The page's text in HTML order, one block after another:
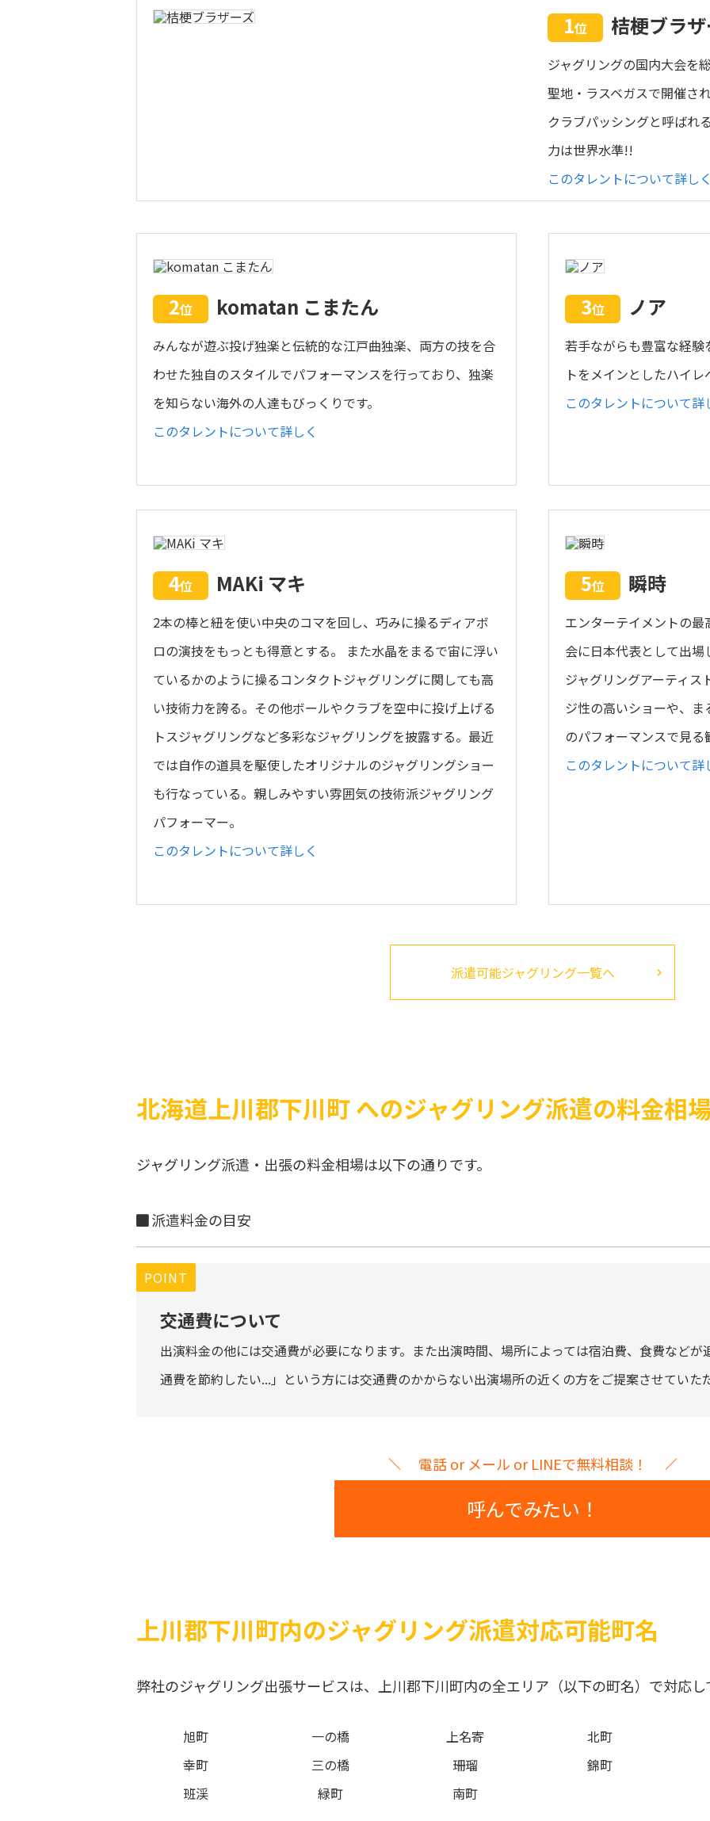
1位 桔梗ブラ
ジャグリングの国内大会を
聖地・ラスベガスで開催さ
クラブパッシングと呼ばれ
力は世界水準!!
このタレントについて詳し
2位 komatan こまたん
みんなが遊ぶ投げ独楽と伝統的な江戸曲独楽、両方の技を合
わせた独自のスタイルでパフォーマンスを行っており、独楽
を知らない海外の人達もびっくりです。
このタレントについて詳しく
3位 ノア
若手ながらも豊富な経
トをメインとしたハイ
このタレントについて詳
4位 MAKi マキ
2本の棒と紐を使い中央のコマを回し、巧みに操るディアボ
ロの演技をもっとも得意とする。 また水晶をまるで宙に浮い
ているかのように操るコンタクトジャグリングに関しても高
い技術力を誇る。その他ボールやクラブを空中に投げ上げる
トスジャグリングなど多彩なジャグリングを披露する。最近
では自作の道具を駆使したオリジナルのジャグリングショー
も行なっている。親しみやすい雰囲気の技術派ジャグリング
パフォーマー。
このタレントについて詳しく
5位 瞬時
エンターテイメントの
会に日本代表として出
ジャグリングアーティス
ジ性の高いショーや、
のパフォーマンスで見
このタレントについて詳
派遣可能ジャグリング一覧へ
北海道上川郡下川町 へのジャグリング派遣の料金相
ジャグリング派遣・出張の料金相場は以下の通りです。
派遣料金の目安
POINT
交通費について
出演料金の他には交通費が必要になります。また出演時間、場所によっては宿泊費、食費など
通費を節約したい...」という方には交通費のかからない出演場所の近くの方をご提案させていた
電話 or メール or LINEで無料相談！
呼んでみたい！
上川郡下川町内のジャグリング派遣対応可能町名
弊社のジャグリング出張サービスは、上川郡下川町内の全エリア（以下の町名）で対応し
旭町 一の橋 上名寄
北町
幸町
三の橋 珊瑠
錦町
班渓
緑町 南町